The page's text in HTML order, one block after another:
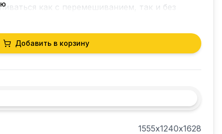
как с перемешиванием, так и без
Добавить в корзину
1555х1240х1628